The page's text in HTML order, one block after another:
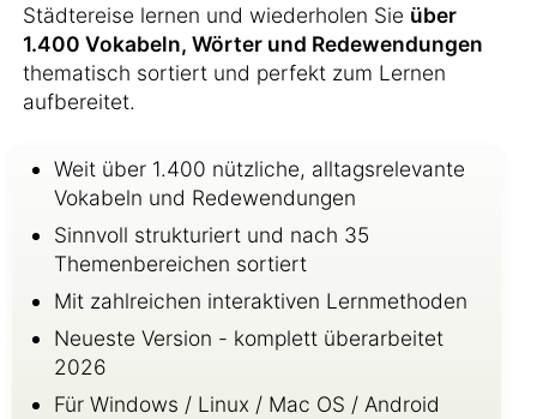
Städtereise lernen und wiederholen Sie über
1.400 Vokabeln, Wörter und Redewendungen
thematisch sortiert und perfekt zum Lernen
aufbereitet.
Weit über 1.400 nützliche, alltagsrelevante
Vokabeln und Redewendungen
Sinnvoll strukturiert und nach 35
Themenbereichen sortiert
Mit zahlreichen interaktiven Lernmethoden
Neueste Version - komplett überarbeitet
2026
Für Windows / Linux / Mac OS / Android